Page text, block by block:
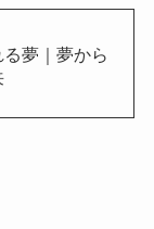
夢｜夢から